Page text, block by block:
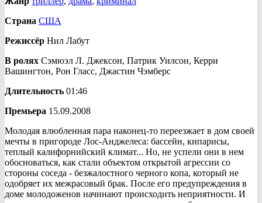
Страна США
Режиссёр Нил Лабут
В ролях Сэмюэл Л. Джексон, Патрик Уилсон, Керри
Вашингтон, Рон Гласс, Джастин Чэмберс
Длительность 01:46
Премьера 15.09.2008
Молодая влюбленная пара наконец-то переезжает в дом своей
мечты в пригороде Лос-Анджелеса: бассейн, кипарисы,
теплый калифорнийский климат... Но, не успели они в нем
обосноваться, как стали объектом открытой агрессии со
стороны соседа - безжалостного черного копа, который не
одобряет их межрасовый брак. После его предупреждения в
доме молодоженов начинают происходить неприятности. И